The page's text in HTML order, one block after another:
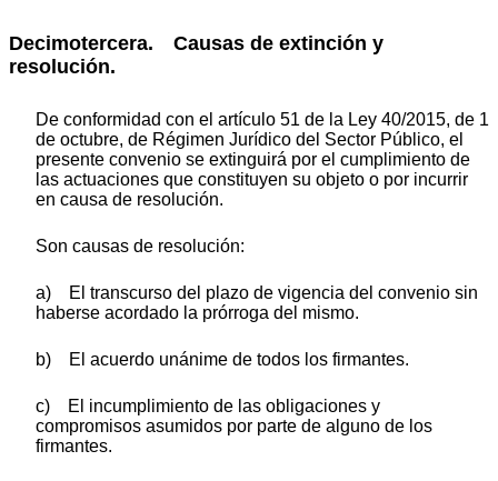
Decimotercera. Causas de extinción y
resolución.
De conformidad con el artículo 51 de la Ley 40/2015, de 1
de octubre, de Régimen Jurídico del Sector Público, el
presente convenio se extinguirá por el cumplimiento de
las actuaciones que constituyen su objeto o por incurrir
en causa de resolución.
Son causas de resolución:
a) El transcurso del plazo de vigencia del convenio sin
haberse acordado la prórroga del mismo.
b) El acuerdo unánime de todos los firmantes.
c) El incumplimiento de las obligaciones y
compromisos asumidos por parte de alguno de los
firmantes.